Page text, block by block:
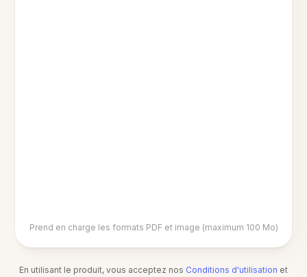
Prend en charge les formats PDF et image (maximum 100 Mo)
En utilisant le produit, vous acceptez nos Conditions d'utilisation et